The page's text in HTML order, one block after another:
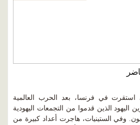
استقرت في فرنسا، بعد الحرب العالمية
اليهود الذين قدموا من التجمعات اليهودية
وفي الستينيات، هاجرت أعداد كبيرة من